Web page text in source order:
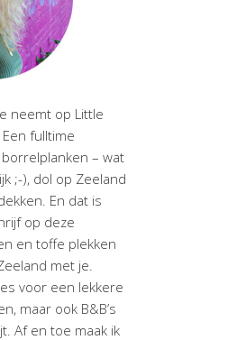
neemt op Little
fulltime
– wat
;-), dol op Zeeland
En dat is
op deze
en toffe plekken
met je.
voor een lekkere
maar ook B&B’s
Af en toe maak ik